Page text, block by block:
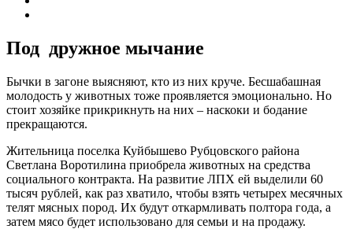
Под дружное мычание
Бычки в загоне выясняют, кто из них круче. Бесшабашная
молодость у животных тоже проявляется эмоционально. Но
стоит хозяйке прикрикнуть на них – наскоки и бодание
прекращаются.
Жительница поселка Куйбышево Рубцовского района
Светлана Воротилина приобрела животных на средства
социального контракта. На развитие ЛПХ ей выделили 60
тысяч рублей, как раз хватило, чтобы взять четырех месячных
телят мясных пород. Их будут откармливать полтора года, а
затем мясо будет использовано для семьи и на продажу.